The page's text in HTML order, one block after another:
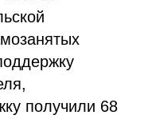
получили 68